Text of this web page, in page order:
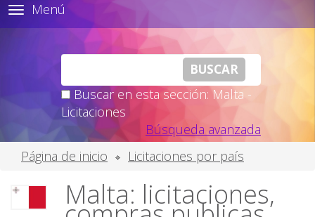
Toggle
navigation
Menú
Buscar en esta sección: Malta -
Licitaciones
Búsqueda avanzada
Página de inicio
Licitaciones por país
Malta: licitaciones,